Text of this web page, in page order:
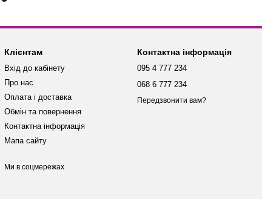
Клієнтам
Вхід до кабінету
Про нас
Оплата і доставка
Обмін та повернення
Контактна інформація
Мапа сайту
Ми в соцмережах
Контактна інформація
095 4 777 234
068 6 777 234
Передзвонити вам?